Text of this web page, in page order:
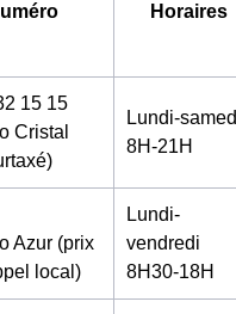
Horaires
15 15
Cristal
Lundi-
8H-21H
Azur (prix
local)
Lundi-
vendredi
8H30-18H